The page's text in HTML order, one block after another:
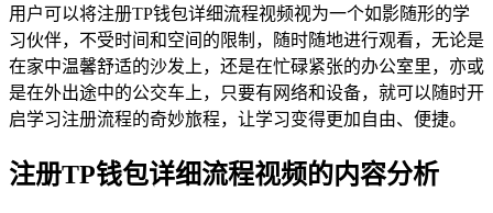
用户可以将注册TP钱包详细流程视频视为一个如影随形的学
习伙伴，不受时间和空间的限制，随时随地进行观看，无论是
在家中温馨舒适的沙发上，还是在忙碌紧张的办公室里，亦或
是在外出途中的公交车上，只要有网络和设备，就可以随时开
启学习注册流程的奇妙旅程，让学习变得更加自由、便捷。
注册TP钱包详细流程视频的内容分析